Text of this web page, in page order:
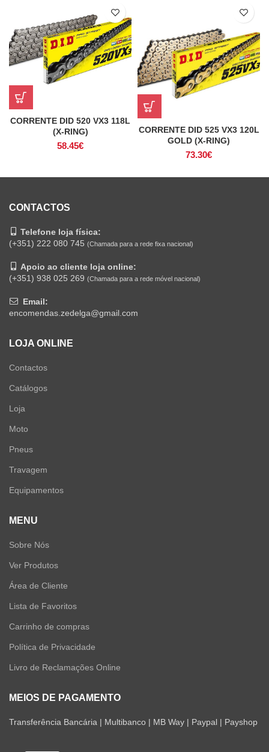
CORRENTE DID 520 VX3 118L
(X-RING)
58.45€
CORRENTE DID 525 VX3 120L
GOLD (X-RING)
73.30€
CONTACTOS
Telefone loja física:
(+351) 222 080 745 (Chamada para a rede fixa nacional)
Apoio ao cliente loja online:
(+351) 938 025 269 (Chamada para a rede móvel nacional)
Email:
encomendas.zedelga@gmail.com
LOJA ONLINE
Contactos
Catálogos
Loja
Moto
Pneus
Travagem
Equipamentos
MENU
Sobre Nós
Ver Produtos
Área de Cliente
Lista de Favoritos
Carrinho de compras
Política de Privacidade
Livro de Reclamações Online
MEIOS DE PAGAMENTO
Transferência Bancária | Multibanco | MB Way | Paypal | Payshop